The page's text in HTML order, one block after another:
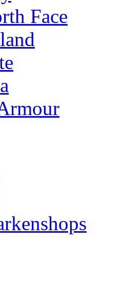
Face